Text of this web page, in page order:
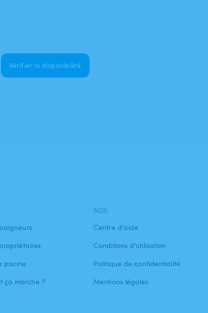
Vérifier la disponibilité
piscine
ça marche ?
AIDE
Centre d'aide
Conditions d'utilisation
Politique de confidentialité
Mentions légales